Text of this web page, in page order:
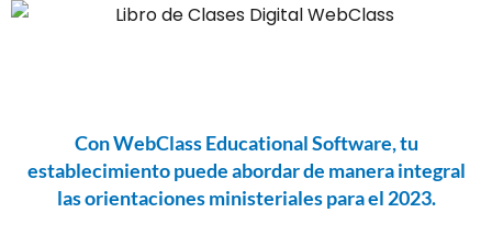
Con WebClass Educational Software, tu
establecimiento puede abordar de manera integral
las orientaciones ministeriales para el 2023.